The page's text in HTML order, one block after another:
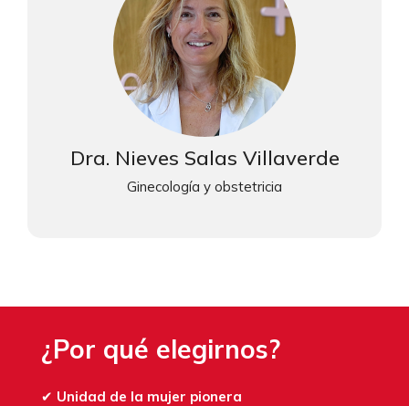
Dra. Nieves Salas Villaverde
Ginecología y obstetricia
¿Por qué elegirnos?
✔ Unidad de la mujer pionera